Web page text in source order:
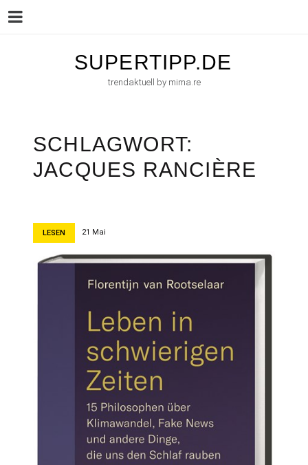
SUPERTIPP.DE
trendaktuell by mima.re
SCHLAGWORT:
JACQUES RANCIÈRE
LESEN 21 Mai
Menu